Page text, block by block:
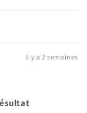
il y a 2 semaines